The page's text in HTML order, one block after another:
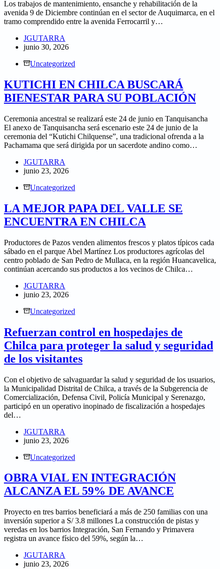
Los trabajos de mantenimiento, ensanche y rehabilitación de la
avenida 9 de Diciembre continúan en el sector de Auquimarca, en el
tramo comprendido entre la avenida Ferrocarril y…
JGUTARRA
junio 30, 2026
Uncategorized
KUTICHI EN CHILCA BUSCARÁ
BIENESTAR PARA SU POBLACIÓN
Ceremonia ancestral se realizará este 24 de junio en Tanquisancha
El anexo de Tanquisancha será escenario este 24 de junio de la
ceremonia del “Kutichi Chilquense”, una tradicional ofrenda a la
Pachamama que será dirigida por un sacerdote andino como…
JGUTARRA
junio 23, 2026
Uncategorized
LA MEJOR PAPA DEL VALLE SE
ENCUENTRA EN CHILCA
Productores de Pazos venden alimentos frescos y platos típicos cada
sábado en el parque Abel Martínez Los productores agrícolas del
centro poblado de San Pedro de Mullaca, en la región Huancavelica,
continúan acercando sus productos a los vecinos de Chilca…
JGUTARRA
junio 23, 2026
Uncategorized
Refuerzan control en hospedajes de
Chilca para proteger la salud y seguridad
de los visitantes
Con el objetivo de salvaguardar la salud y seguridad de los usuarios,
la Municipalidad Distrital de Chilca, a través de la Subgerencia de
Comercialización, Defensa Civil, Policía Municipal y Serenazgo,
participó en un operativo inopinado de fiscalización a hospedajes
del…
JGUTARRA
junio 23, 2026
Uncategorized
OBRA VIAL EN INTEGRACIÓN
ALCANZA EL 59% DE AVANCE
Proyecto en tres barrios beneficiará a más de 250 familias con una
inversión superior a S/ 3.8 millones La construcción de pistas y
veredas en los barrios Integración, San Fernando y Primavera
registra un avance físico del 59%, según la…
JGUTARRA
junio 23, 2026